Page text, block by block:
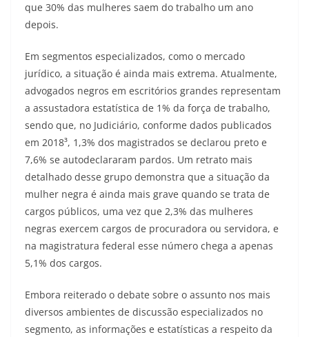
que 30% das mulheres saem do trabalho um ano
depois.
Em segmentos especializados, como o mercado
jurídico, a situação é ainda mais extrema. Atualmente,
advogados negros em escritórios grandes representam
a assustadora estatística de 1% da força de trabalho,
sendo que, no Judiciário, conforme dados publicados
em 2018³, 1,3% dos magistrados se declarou preto e
7,6% se autodeclararam pardos. Um retrato mais
detalhado desse grupo demonstra que a situação da
mulher negra é ainda mais grave quando se trata de
cargos públicos, uma vez que 2,3% das mulheres
negras exercem cargos de procuradora ou servidora, e
na magistratura federal esse número chega a apenas
5,1% dos cargos.
Embora reiterado o debate sobre o assunto nos mais
diversos ambientes de discussão especializados no
segmento, as informações e estatísticas a respeito da